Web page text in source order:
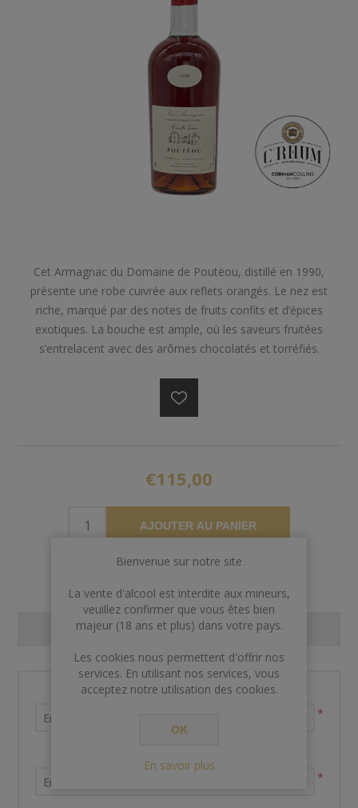
Cet Armagnac du Domaine de Poutëou, distillé en 1990,
présente une robe cuivrée aux reflets orangés. Le nez est
riche, marqué par des notes de fruits confits et d’épices
exotiques. La bouche est ample, où les saveurs fruitées
s’entrelacent avec des arômes chocolatés et torréfiés.
€115,00
AJOUTER AU PANIER
CONTACT US
Nom et prénom
*
*
Bienvenue sur notre site
La vente d'alcool est interdite aux mineurs,
veuillez confirmer que vous êtes bien
majeur (18 ans et plus) dans votre pays.
Les cookies nous permettent d'offrir nos
services. En utilisant nos services, vous
acceptez notre utilisation des cookies.
OK
En savoir plus